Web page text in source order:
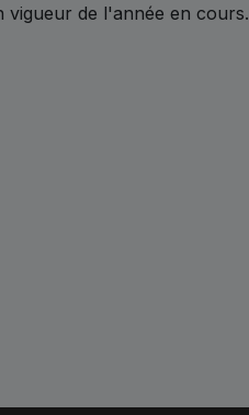
vigueur de l'année en cours.